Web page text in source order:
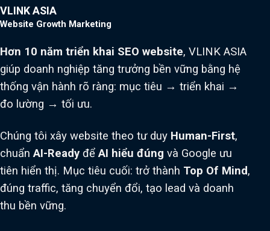
VLINK ASIA
Website Growth Marketing
Hơn 10 năm triển khai SEO website, VLINK ASIA
giúp doanh nghiệp tăng trưởng bền vững bằng hệ
thống vận hành rõ ràng: mục tiêu → triển khai →
đo lường → tối ưu.
Chúng tôi xây website theo tư duy Human-First,
chuẩnAI-Ready đểAI hiểu đúng và Google ưu
tiên hiển thị. Mục tiêu cuối: trở thành Top Of Mind,
đúng traffic, tăng chuyển đổi, tạo lead và doanh
thu bền vững.